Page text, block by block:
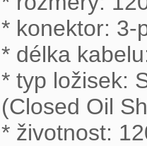
* konektor: 3-
* délka
* typ ložisek:
(Closed Oil
* životnost: